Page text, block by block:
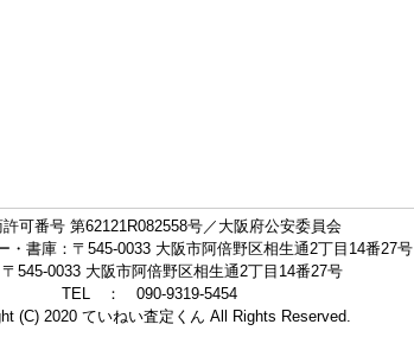
可番号 第62121R082558号／大阪府公安委員会
・書庫：〒545-0033 大阪市阿倍野区相生通2丁目14番27号
545-0033 大阪市阿倍野区相生通2丁目14番27号
TEL ： 090-9319-5454
(C) 2020 ていねい査定くん All Rights Reserved.